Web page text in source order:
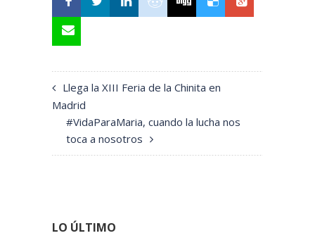
Llega la XIII Feria de la Chinita en
Madrid
#VidaParaMaria, cuando la lucha nos
toca a nosotros
LO ÚLTIMO